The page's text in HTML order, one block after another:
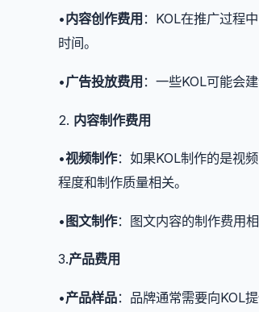
•内容创作费用 ：KOL在推广过程
时间。
•广告投放费用 ：一些KOL可能会
2. 内容制作费用
•视频制作：如果KOL制作的是视
程度和制作质量相关。
•图文制作：图文内容的制作费用
3.产品费用
•产品样品：品牌通常需要向KOL